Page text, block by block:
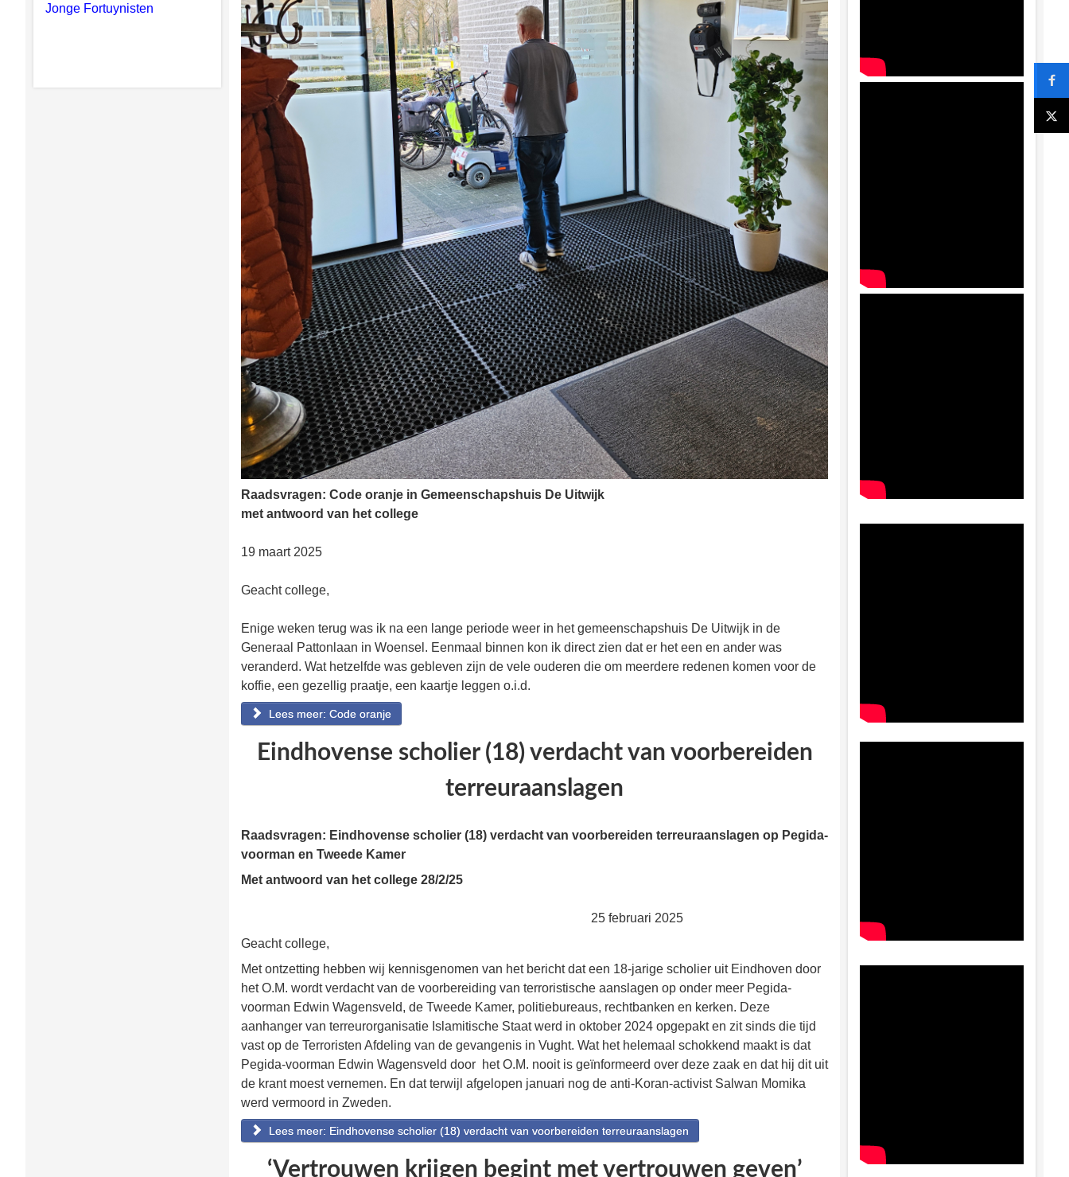
Jonge Fortuynisten
Raadsvragen: Code oranje in Gemeenschapshuis De Uitwijk
met antwoord van het college
19 maart 2025
Geacht college,
Enige weken terug was ik na een lange periode weer in het gemeenschapshuis De Uitwijk in de
Generaal Pattonlaan in Woensel. Eenmaal binnen kon ik direct zien dat er het een en ander was
veranderd. Wat hetzelfde was gebleven zijn de vele ouderen die om meerdere redenen komen voor de
koffie, een gezellig praatje, een kaartje leggen o.i.d.
Lees meer: Code oranje
Eindhovense scholier (18) verdacht van voorbereiden
terreuraanslagen
Raadsvragen: Eindhovense scholier (18) verdacht van voorbereiden terreuraanslagen op Pegida-
voorman en Tweede Kamer
Met antwoord van het college 28/2/25
25 februari 2025
Geacht college,
Met ontzetting hebben wij kennisgenomen van het bericht dat een 18-jarige scholier uit Eindhoven door
het O.M. wordt verdacht van de voorbereiding van terroristische aanslagen op onder meer Pegida-
voorman Edwin Wagensveld, de Tweede Kamer, politiebureaus, rechtbanken en kerken. Deze
aanhanger van terreurorganisatie Islamitische Staat werd in oktober 2024 opgepakt en zit sinds die tijd
vast op de Terroristen Afdeling van de gevangenis in Vught. Wat het helemaal schokkend maakt is dat
Pegida-voorman Edwin Wagensveld door het O.M. nooit is geïnformeerd over deze zaak en dat hij dit uit
de krant moest vernemen. En dat terwijl afgelopen januari nog de anti-Koran-activist Salwan Momika
werd vermoord in Zweden.
Lees meer: Eindhovense scholier (18) verdacht van voorbereiden terreuraanslagen
‘Vertrouwen krijgen begint met vertrouwen geven’